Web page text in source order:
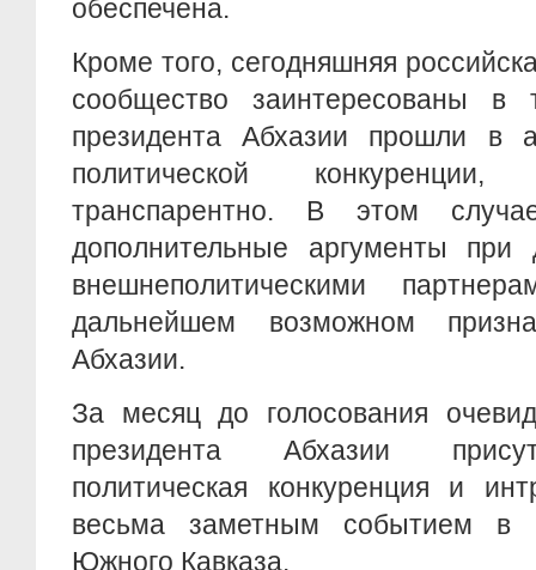
обеспечена.
Кроме того, сегодняшняя
сообщество заинтересованы
президента Абхазии прошли в
политической
транспарентно. В этом
дополнительные аргументы при
внешнеполитическими
дальнейшем возможном
Абхазии.
За месяц до голосования
президента Абхазии
политическая конкуренция и
весьма заметным событием в
Южного Кавказа.